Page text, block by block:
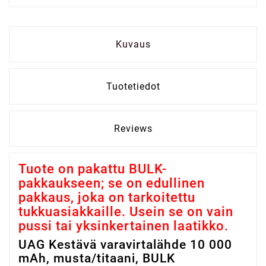
Kuvaus
Tuotetiedot
Reviews
Tuote on pakattu BULK-
pakkaukseen; se on edullinen
pakkaus, joka on tarkoitettu
tukkuasiakkaille. Usein se on vain
pussi tai yksinkertainen laatikko.
UAG Kestävä varavirtalähde 10 000
mAh, musta/titaani, BULK